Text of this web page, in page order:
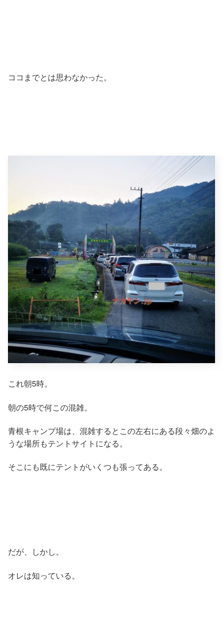
ココまでとは思わなかった。
これ朝5時。
朝の5時で何この混雑。
青根キャンプ場は、混雑するとこの左右にある段々畑のよ
うな場所もテントサイトになる。
そこにも既にテントがいくつも張ってある。
だが、しかし。
オレは知っている。